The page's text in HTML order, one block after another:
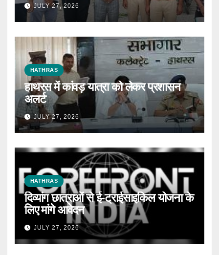
JULY 27, 2026
HATHRAS
हाथरस में कांवड़ यात्रा को लेकर प्रशासन
अलर्ट
JULY 27, 2026
HATHRAS
दिव्यांग छात्राओं से ई-ट्राईसाइकिल योजना के
लिए मांगे आवेदन
JULY 27, 2026